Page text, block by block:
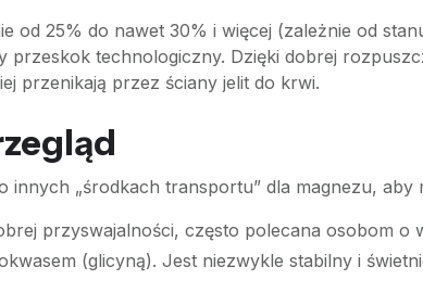
od 25% do nawet 30% i więcej (zależnie od
przeskok technologiczny. Dzięki dobrej
przenikają przez ściany jelit do krwi.
„środkach transportu” dla magnezu, aby
przyswajalności, często polecana osobom o
(glicyną). Jest niezwykle stabilny i